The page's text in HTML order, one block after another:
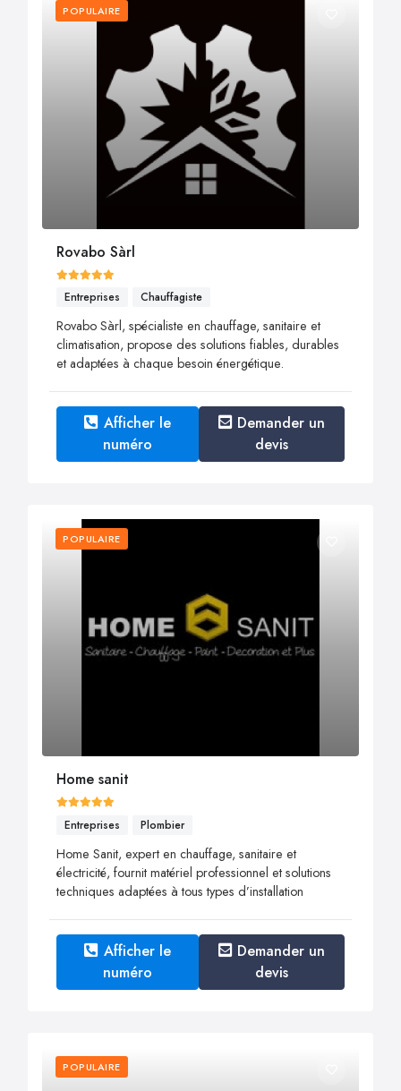
POPULAIRE
Rovabo Sàrl
Entreprises Chauffagiste
Rovabo Sàrl, spécialiste en chauffage, sanitaire et
climatisation, propose des solutions fiables, durables
et adaptées à chaque besoin énergétique.
Afficher le
numéro
Demander un
devis
POPULAIRE
Home sanit
Entreprises Plombier
Home Sanit, expert en chauffage, sanitaire et
électricité, fournit matériel professionnel et solutions
techniques adaptées à tous types d’installation
Afficher le
numéro
Demander un
devis
POPULAIRE